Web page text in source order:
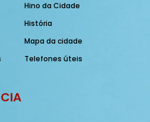
Hino da Cidade
História
Mapa da cidade
Telefones úteis